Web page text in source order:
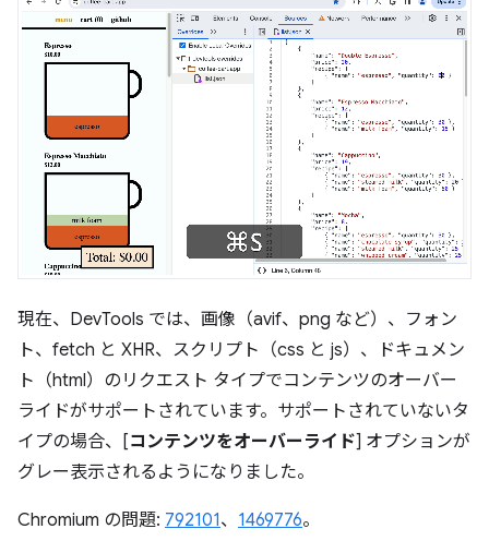
現在、DevTools では、画像（avif、png など）、フォン
ト、fetch と XHR、スクリプト（css と js）、ドキュメン
ト（html）のリクエスト タイプでコンテンツのオーバー
ライドがサポートされています。サポートされていないタ
イプの場合、[コンテンツをオーバーライド] オプションが
グレー表示されるようになりました。
Chromium の問題: 792101、 1469776。